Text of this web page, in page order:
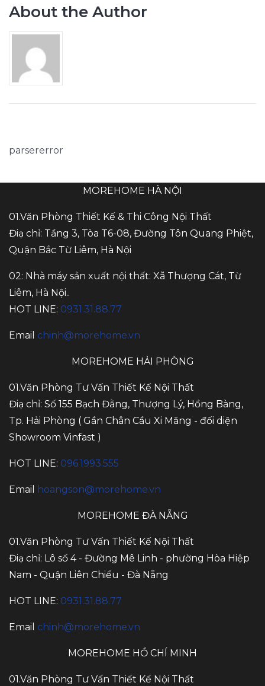
About the Author
parsererror
MOREHOME HÀ NỘI
01.Văn Phòng Thiết Kế & Thi Công Nội Thất
Điạ chỉ: Tầng 3, Tòa T6-08, Đường Tôn Quang Phiệt,
Quận Bắc Từ Liêm, Hà Nội
02: Nhà máy sản xuất nội thất: Xã Thượng Cát, Từ
Liêm, Hà Nội..
HOT LINE: 0931.31.88.77
Email chinh@morehome.vn
MOREHOME HẢI PHÒNG
01.Văn Phòng Tư Vấn Thiết Kế Nội Thất
Điạ chỉ: Số 155 Bạch Đằng, Thượng Lý, Hồng Bàng,
Tp. Hải Phòng ( Gần Chân Cầu Xi Măng - đối diện
Showroom Vinfast )
HOT LINE: 096.1993.555
Email hoangson@morehome.vn
MOREHOME ĐÀ NẴNG
01.Văn Phòng Tư Vấn Thiết Kế Nội Thất
Điạ chỉ: Lô số 4 - Đường Mê Linh - phường Hòa Hiệp
Nam - Quận Liên Chiểu - Đà Nẵng
HOT LINE: 0931.31.88.77
Email chinh@morehome.vn
MOREHOME HỒ CHÍ MINH
01.Văn Phòng Tư Vấn Thiết Kế Nội Thất